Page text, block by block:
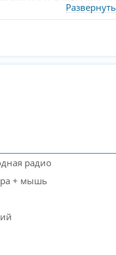
Развернуть
радио
+ мышь